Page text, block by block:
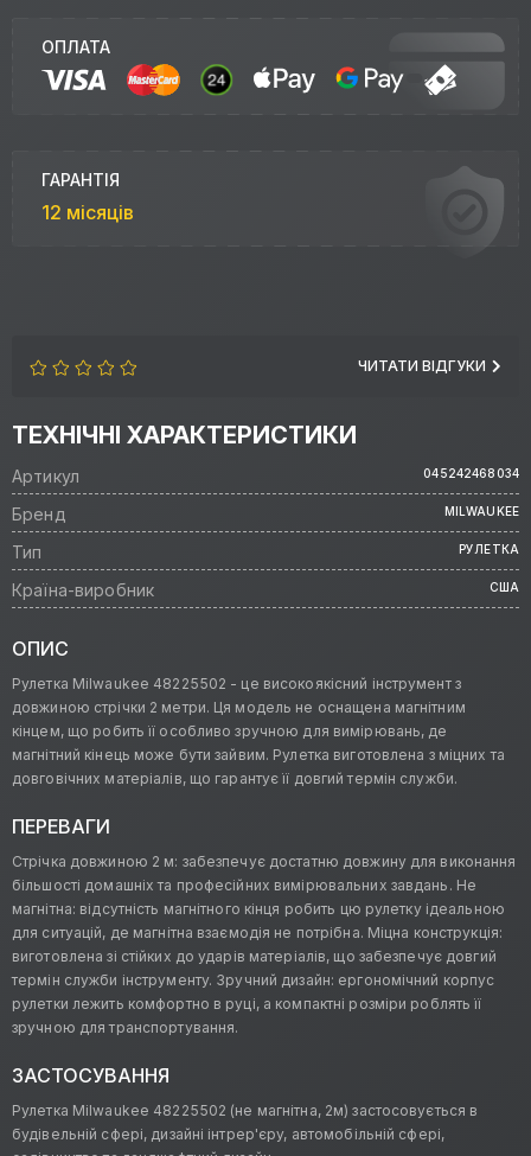
ЧИТАТИ ВІДГУКИ
ТЕХНІЧНІ ХАРАКТЕРИСТИКИ
Артикул 045242468034
Бренд MILWAUKEE
Тип РУЛЕТКА
Країна-виробник США
ОПЛАТА
ГАРАНТІЯ
12 місяців
ОПИС
Рулетка Milwaukee 48225502 - це високоякісний інструмент з
довжиною стрічки 2 метри. Ця модель не оснащена магнітним
кінцем, що робить її особливо зручною для вимірювань, де
магнітний кінець може бути зайвим. Рулетка виготовлена з міцних та
довговічних матеріалів, що гарантує її довгий термін служби.
ПЕРЕВАГИ
Стрічка довжиною 2 м: забезпечує достатню довжину для виконання
більшості домашніх та професійних вимірювальних завдань. Не
магнітна: відсутність магнітного кінця робить цю рулетку ідеальною
для ситуацій, де магнітна взаємодія не потрібна. Міцна конструкція:
виготовлена зі стійких до ударів матеріалів, що забезпечує довгий
термін служби інструменту. Зручний дизайн: ергономічний корпус
рулетки лежить комфортно в руці, а компактні розміри роблять її
зручною для транспортування.
ЗАСТОСУВАННЯ
Рулетка Milwaukee 48225502 (не магнітна, 2м) застосовується в
будівельній сфері, дизайні інтрер'єру, автомобільній сфері,